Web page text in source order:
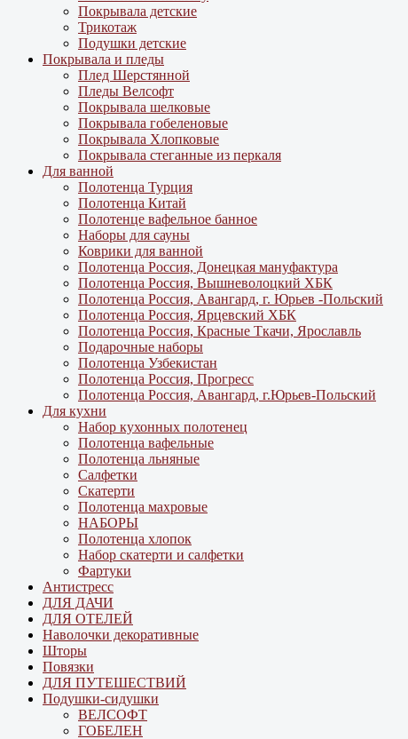
Покрывала детские
Трикотаж
Подушки детские
Покрывала и пледы
Плед Шерстянной
Пледы Велсофт
Покрывала шелковые
Покрывала гобеленовые
Покрывала Хлопковые
Покрывала стеганные из перкаля
Для ванной
Полотенца Турция
Полотенца Китай
Полотенце вафельное банное
Наборы для сауны
Коврики для ванной
Полотенца Россия, Донецкая мануфактура
Полотенца Россия, Вышневолоцкий ХБК
Полотенца Россия, Авангард, г. Юрьев -Польский
Полотенца Россия, Ярцевский ХБК
Полотенца Россия, Красные Ткачи, Ярославль
Подарочные наборы
Полотенца Узбекистан
Полотенца Россия, Прогресс
Полотенца Россия, Авангард, г.Юрьев-Польский
Для кухни
Набор кухонных полотенец
Полотенца вафельные
Полотенца льняные
Салфетки
Скатерти
Полотенца махровые
НАБОРЫ
Полотенца хлопок
Набор скатерти и салфетки
Фартуки
Антистресс
ДЛЯ ДАЧИ
ДЛЯ ОТЕЛЕЙ
Наволочки декоративные
Шторы
Повязки
ДЛЯ ПУТЕШЕСТВИЙ
Подушки-сидушки
ВЕЛСОФТ
ГОБЕЛЕН